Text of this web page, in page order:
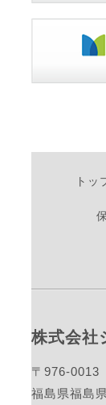
トッ
株式会社
〒976-0013
福島県福島